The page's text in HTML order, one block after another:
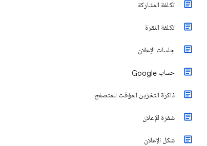
تكلفة المشاركة
تكلفة النقرة
جلسات الإعلان
حساب Google
ذاكرة التخزين المؤقت للمتصفح
شفرة الإعلان
شكل الإعلان